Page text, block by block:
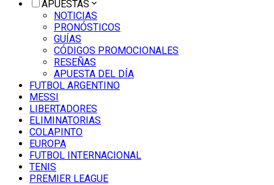
APUESTAS
NOTICIAS
PRONÓSTICOS
GUÍAS
CÓDIGOS PROMOCIONALES
RESEÑAS
APUESTA DEL DÍA
FUTBOL ARGENTINO
MESSI
LIBERTADORES
ELIMINATORIAS
COLAPINTO
EUROPA
FUTBOL INTERNACIONAL
TENIS
PREMIER LEAGUE